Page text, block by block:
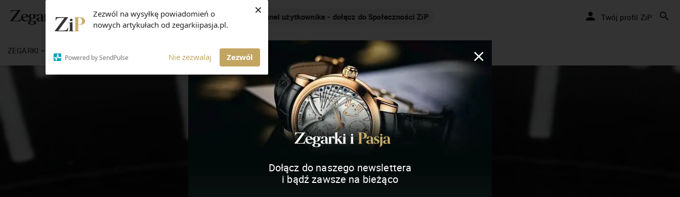
Zezwól na wysyłkę powiadomień o
nowych artykułach od zegarkiipasja.pl.
Powered by SendPulse Nie zezwalaj Zezwól
× Nakręcamy pozytywnie... cały czas! Twój profil ZiP
ZEGARKI MAGAZYN ZEGARKI I PASJA
Dołącz do naszego newslettera
i bądź zawsze na bieżąco